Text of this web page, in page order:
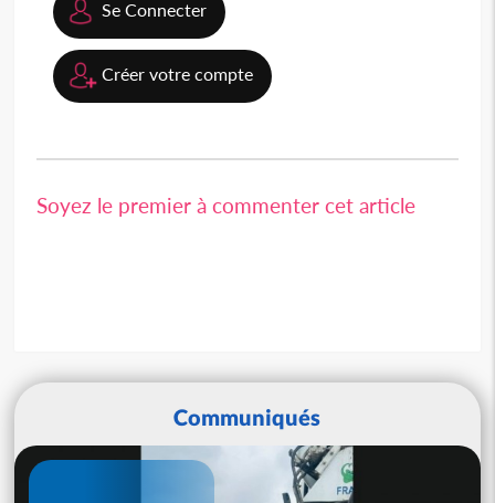
Se Connecter
Créer votre compte
Soyez le premier à commenter cet article
Communiqués